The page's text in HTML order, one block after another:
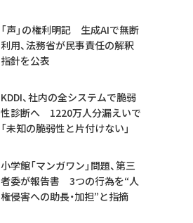
「声」の権利明記 生成AIで無断
利用、法務省が民事責任の解釈
指針を公表
KDDI、社内の全システムで脆弱
性診断へ 1220万人分漏えいで
「未知の脆弱性と片付けない」
小学館「マンガワン」問題、第三
者委が報告書 3つの行為を“人
権侵害への助長・加担”と指摘